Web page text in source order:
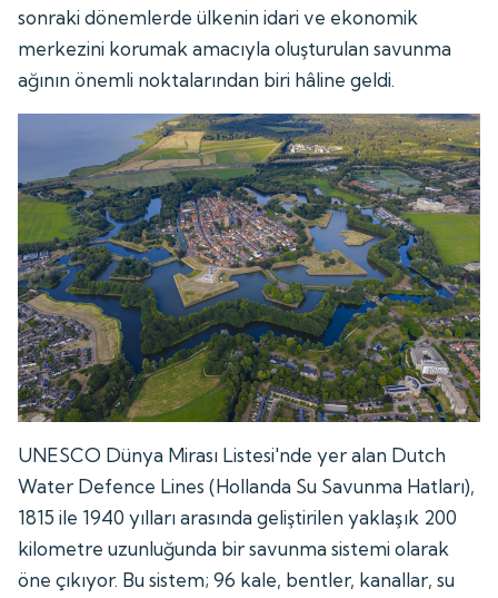
sonraki dönemlerde ülkenin idari ve ekonomik
merkezini korumak amacıyla oluşturulan savunma
ağının önemli noktalarından biri hâline geldi.
UNESCO Dünya Mirası Listesi'nde yer alan Dutch
Water Defence Lines (Hollanda Su Savunma Hatları),
1815 ile 1940 yılları arasında geliştirilen yaklaşık 200
kilometre uzunluğunda bir savunma sistemi olarak
öne çıkıyor. Bu sistem; 96 kale, bentler, kanallar, su